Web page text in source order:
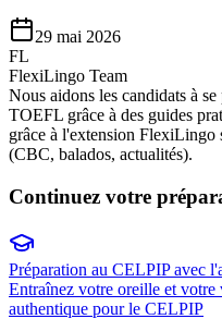
29 mai 2026
FL
FlexiLingo Team
Nous aidons les candidats à
TOEFL grâce à des guides
grâce à l'extension FlexiLingo
(CBC, balados, actualités).
Continuez votre
Préparation au CELPIP avec
Entraînez votre oreille et votre
authentique pour le CELPIP